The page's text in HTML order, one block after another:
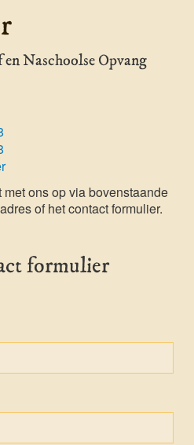
Naschoolse Opvang
ons op via bovenstaande
of het contact formulier.
formulier